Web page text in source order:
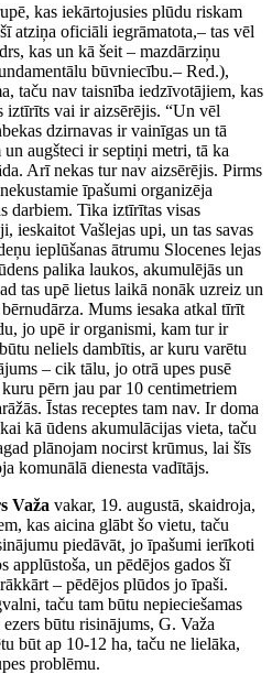
kas iekārtojusies plūdu riskam
atziņa oficiāli iegrāmatota,– tas vēl
kas un kā šeit – mazdārziņu
būvniecību.– Red.),
taču nav taisnība iedzīvotājiem, kas
iztīrīts vai ir aizsērējis. “Un vēl
dzirnavas ir vainīgas un tā
augšteci ir septiņi metri, tā ka
Arī nekas tur nav aizsērējis. Pirms
īpašumi organizēja
darbiem. Tika iztīrītas visas
ieskaitot Vašlejas upi, un tas savas
ieplūšanas ātrumu Slocenes lejas
palika laukos, akumulējās un
tas upē lietus laikā nonāk uzreiz un
Mums iesaka atkal tīrīt
jo upē ir organismi, kam tur ir
neliels dambītis, ar kuru varētu
– cik tālu, jo otrā upes pusē
pērn jau par 10 centimetriem
Īstas receptes tam nav. Ir doma
kā ūdens akumulācijas vieta, taču
plānojam nocirst krūmus, lai šīs
komunālā dienesta vadītājs.
Važa vakar, 19. augustā, skaidroja,
kas aicina glābt šo vietu, taču
piedāvāt, jo īpašumi ierīkoti
applūstoša, un pēdējos gados šī
– pēdējos plūdos jo īpaši.
taču tam būtu nepieciešamas
būtu risinājums, G. Važa
būt ap 10-12 ha, taču ne lielāka,
problēmu.